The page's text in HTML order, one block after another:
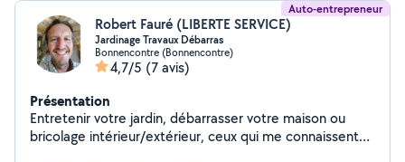
Auto-entrepreneur
Robert Fauré (LIBERTE SERVICE)
Jardinage Travaux Débarras
Bonnencontre (Bonnencontre)
4,7/5 (7 avis)
Présentation
Entretenir votre jardin, débarrasser votre maison ou
bricolage intérieur/extérieur, ceux qui me connaissent